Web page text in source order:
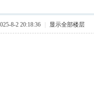
8-2 20:18:36 显示全部楼层